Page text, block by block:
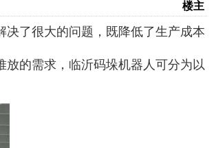
楼主
了很大的问题，既降低了生产成本
的需求，临沂码垛机器人可分为以